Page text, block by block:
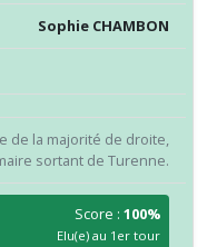
Sophie CHAMBON
de la majorité de droite,
sortant de Turenne.
Score :100%
Elu(e) au 1er tour